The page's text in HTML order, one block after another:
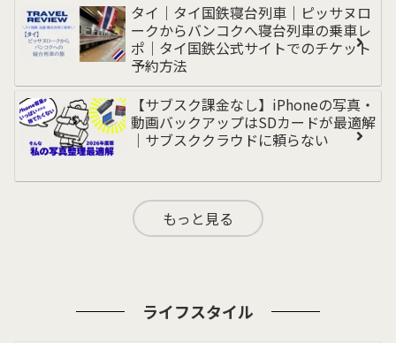
タイ｜タイ国鉄寝台列車｜ピッサヌロ
ークからバンコクへ寝台列車の乗車レ
ポ｜タイ国鉄公式サイトでのチケット
予約方法
【サブスク課金なし】iPhoneの写真・
動画バックアップはSDカードが最適解
｜サブスククラウドに頼らない
もっと見る
ライフスタイル